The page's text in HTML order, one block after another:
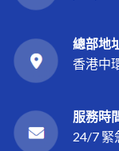
總部地
香港中
服務時
24/7 緊